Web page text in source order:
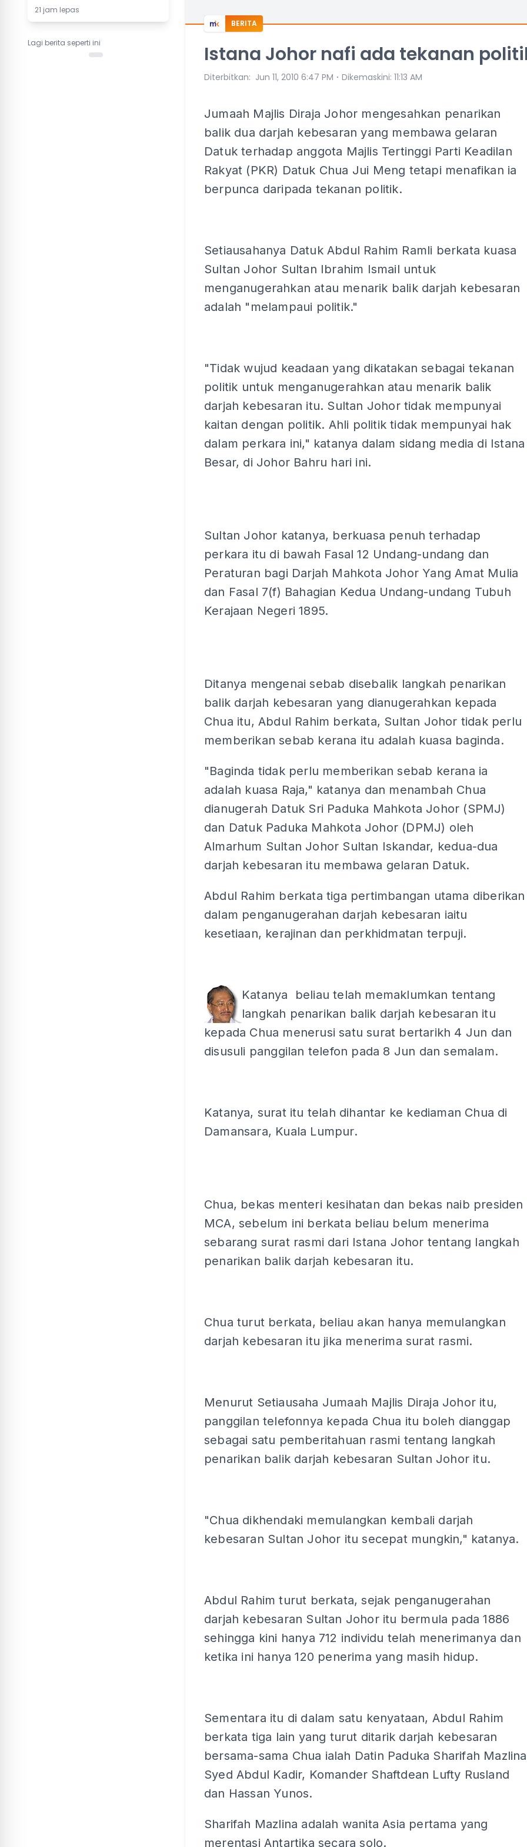
21 jam lepas
Lagi berita seperti ini
BERITA
Istana Johor nafi ada tekanan
Diterbitkan: Jun 11, 2010 6:47 PM ⋅ Dikemaskini: 11:13 AM
Jumaah Majlis Diraja Johor mengesahkan penarikan
balik dua darjah kebesaran yang membawa gelaran
Datuk terhadap anggota Majlis Tertinggi Parti Keadilan
Rakyat (PKR) Datuk Chua Jui Meng tetapi menafikan ia
berpunca daripada tekanan politik.
Setiausahanya Datuk Abdul Rahim Ramli berkata kuasa
Sultan Johor Sultan Ibrahim Ismail untuk
menganugerahkan atau menarik balik darjah kebesaran
adalah "melampaui politik."
"Tidak wujud keadaan yang dikatakan sebagai tekanan
politik untuk menganugerahkan atau menarik balik
darjah kebesaran itu. Sultan Johor tidak mempunyai
kaitan dengan politik. Ahli politik tidak mempunyai hak
dalam perkara ini," katanya dalam sidang media di Istana
Besar, di Johor Bahru hari ini.
Sultan Johor katanya, berkuasa penuh terhadap
perkara itu di bawah Fasal 12 Undang-undang dan
Peraturan bagi Darjah Mahkota Johor Yang Amat Mulia
dan Fasal 7(f) Bahagian Kedua Undang-undang Tubuh
Kerajaan Negeri 1895.
Ditanya mengenai sebab disebalik langkah penarikan
balik darjah kebesaran yang dianugerahkan kepada
Chua itu, Abdul Rahim berkata, Sultan Johor tidak perlu
memberikan sebab kerana itu adalah kuasa baginda.
"Baginda tidak perlu memberikan sebab kerana ia
adalah kuasa Raja," katanya dan menambah Chua
dianugerah Datuk Sri Paduka Mahkota Johor (SPMJ)
dan Datuk Paduka Mahkota Johor (DPMJ) oleh
Almarhum Sultan Johor Sultan Iskandar, kedua-dua
darjah kebesaran itu membawa gelaran Datuk.
Abdul Rahim berkata tiga pertimbangan utama diberikan
dalam penganugerahan darjah kebesaran iaitu
kesetiaan, kerajinan dan perkhidmatan terpuji.
Katanya beliau telah memaklumkan tentang
langkah penarikan balik darjah kebesaran itu
kepada Chua menerusi satu surat bertarikh 4 Jun dan
disusuli panggilan telefon pada 8 Jun dan semalam.
Katanya, surat itu telah dihantar ke kediaman Chua di
Damansara, Kuala Lumpur.
Chua, bekas menteri kesihatan dan bekas naib presiden
MCA, sebelum ini berkata beliau belum menerima
sebarang surat rasmi dari Istana Johor tentang langkah
penarikan balik darjah kebesaran itu.
Chua turut berkata, beliau akan hanya memulangkan
darjah kebesaran itu jika menerima surat rasmi.
Menurut Setiausaha Jumaah Majlis Diraja Johor itu,
panggilan telefonnya kepada Chua itu boleh dianggap
sebagai satu pemberitahuan rasmi tentang langkah
penarikan balik darjah kebesaran Sultan Johor itu.
"Chua dikhendaki memulangkan kembali darjah
kebesaran Sultan Johor itu secepat mungkin," katanya.
Abdul Rahim turut berkata, sejak penganugerahan
darjah kebesaran Sultan Johor itu bermula pada 1886
sehingga kini hanya 712 individu telah menerimanya dan
ketika ini hanya 120 penerima yang masih hidup.
Sementara itu di dalam satu kenyataan, Abdul Rahim
berkata tiga lain yang turut ditarik darjah kebesaran
bersama-sama Chua ialah Datin Paduka Sharifah Mazlina
Syed Abdul Kadir, Komander Shaftdean Lufty Rusland
dan Hassan Yunos.
Sharifah Mazlina adalah wanita Asia pertama yang
merentasi Antartika secara solo.